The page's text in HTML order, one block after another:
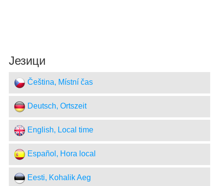
Језици
Čeština, Místní čas
Deutsch, Ortszeit
English, Local time
Español, Hora local
Eesti, Kohalik Aeg